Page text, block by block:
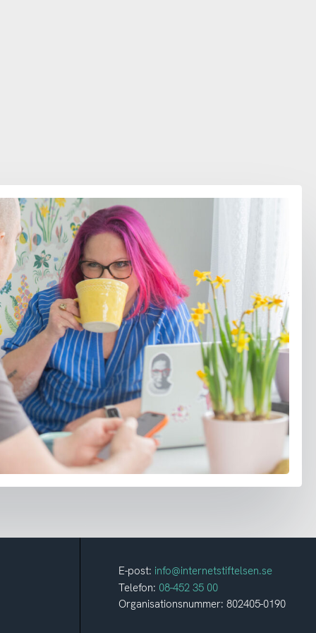
E-post: info@internetstiftelsen.se
Telefon: 08-452 35 00
Organisationsnummer: 802405-0190